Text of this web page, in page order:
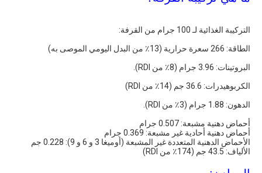
التركيبة الغذائية لـ 100 جرام من القرفة:
الطاقة: 266 سعرة حرارية (13٪ من البدل اليومي الموصى به)
البروتينات: 3.96 جرام (8٪ من RDI).
الكربوهيدرات: 36.6 جم (14٪ من RDI)
الدهون: 1.88 جرام (3٪ من RDI).
أحماض دهنية مشبعة: 0.507 جرام
أحماض دهنية أحادية غير مشبعة: 0.369 جرام
الأحماض الدهنية المتعددة غير المشبعة (أوميغا 3 و 6 و 9): 0.228 جم
الألياف: 43.5 جم (174٪ من RDI)